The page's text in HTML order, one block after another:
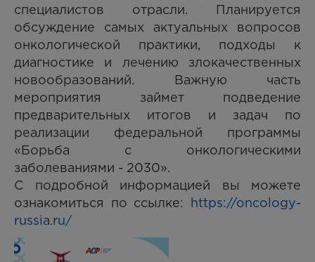
специалистов отрасли. Планируется
обсуждение самых актуальных вопросов
онкологической практики, подходы к
диагностике и лечению злокачественных
новообразований. Важную часть
мероприятия займет подведение
предварительных итогов и задач по
реализации федеральной программы
«Борьба с онкологическими
заболеваниями - 2030».
С подробной информацией вы можете
ознакомиться по ссылке:
https://oncology-
russia.ru/